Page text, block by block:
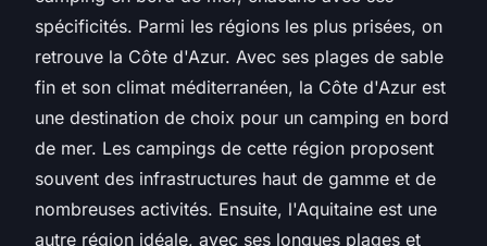
spécificités. Parmi les régions les plus prisées, on
retrouve la Côte d'Azur. Avec ses plages de sable
fin et son climat méditerranéen, la Côte d'Azur est
une destination de choix pour un camping en bord
de mer. Les campings de cette région proposent
souvent des infrastructures haut de gamme et de
nombreuses activités. Ensuite, l'Aquitaine est une
autre région idéale, avec ses longues plages et